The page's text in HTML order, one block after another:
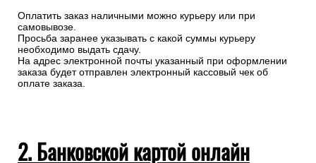
Оплатить заказ наличными можно курьеру или при
самовывозе.
Просьба заранее указывать с какой суммы курьеру
необходимо выдать сдачу.
На адрес электронной почты указанный при оформлении
заказа будет отправлен электронный кассовый чек об
оплате заказа.
2. Банковской картой онлайн